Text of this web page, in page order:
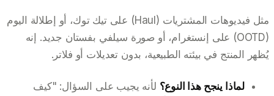
مثل فيديوهات المشتريات (Haul) على تيك توك، أو إطلالة اليوم
(OOTD) على إنستغرام، أو صورة سيلفي بفستان جديد. إنه
يُظهر المنتج في بيئته الطبيعية، بدون تعديلات أو فلاتر.
لماذا ينجح هذا النوع؟ لأنه يجيب على السؤال: "كيف